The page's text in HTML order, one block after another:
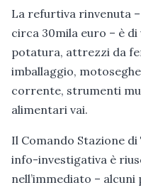
La refurtiva rinvenuta
circa 30mila euro – è
potatura, attrezzi da
imballaggio,
corrente, strumenti
alimentari vai.
Il Comando Stazione
info-investigativa è
nell’immediato –